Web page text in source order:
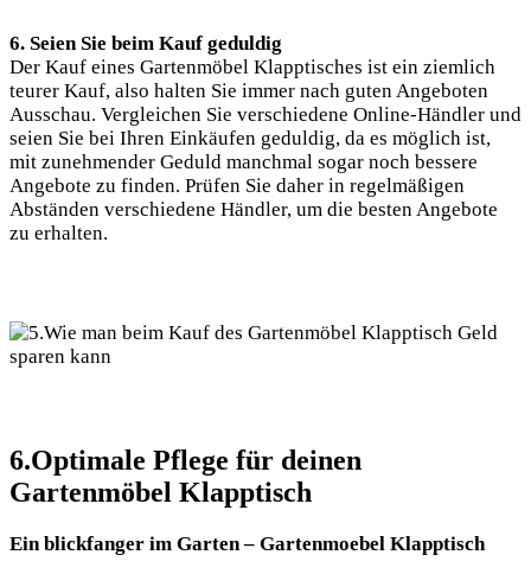
6. Seien Sie beim Kauf geduldig
Der Kauf eines Gartenmöbel Klapptisches ist ein ziemlich
teurer Kauf, also halten Sie immer nach guten Angeboten
Ausschau. Vergleichen Sie verschiedene Online-Händler und
seien Sie bei Ihren Einkäufen geduldig, da es möglich ist,
mit zunehmender Geduld manchmal sogar noch bessere
Angebote zu finden. Prüfen Sie daher in regelmäßigen
Abständen verschiedene Händler, um die besten Angebote
zu erhalten.
6.Optimale Pflege für deinen
Gartenmöbel Klapptisch
Ein blickfanger im Garten – Gartenmoebel Klapptisch